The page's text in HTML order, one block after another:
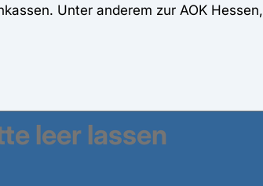
Unter anderem zur AOK